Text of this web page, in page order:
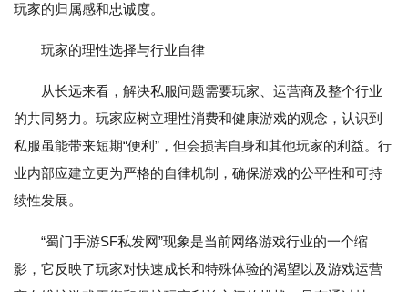
玩家的归属感和忠诚度。
玩家的理性选择与行业自律
从长远来看，解决私服问题需要玩家、运营商及整个行业
的共同努力。玩家应树立理性消费和健康游戏的观念，认识到
私服虽能带来短期“便利”，但会损害自身和其他玩家的利益。行
业内部应建立更为严格的自律机制，确保游戏的公平性和可持
续性发展。
“蜀门手游SF私发网”现象是当前网络游戏行业的一个缩
影，它反映了玩家对快速成长和特殊体验的渴望以及游戏运营